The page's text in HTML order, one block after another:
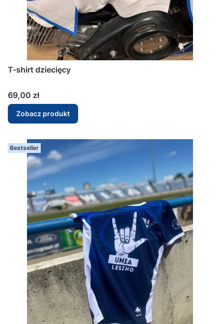
T-shirt dziecięcy
Cena
69,00 zł
Zobacz produkt
Bestseller